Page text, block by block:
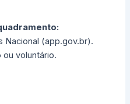
Nacional (app.gov.br).
voluntário.